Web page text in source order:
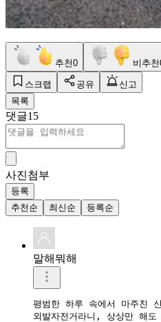
추천0 비추천
스크랩 공유
신고
목록
댓글15
사진첨부
등록
추천순
최신순 등록순
말해뭐해
평범한 하루 속에서 마주친
외발자전거라니, 상상만 해도